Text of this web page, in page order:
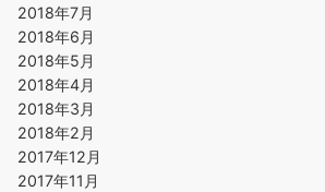
2018年7月
2018年6月
2018年5月
2018年4月
2018年3月
2018年2月
2017年12月
2017年11月